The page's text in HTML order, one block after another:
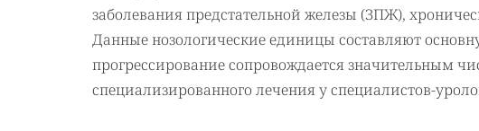
заболевания предстательной железы (ЗПЖ),
Данные нозологические единицы составляют
прогрессирование сопровождается значительным
специализированного лечения у специалистов-